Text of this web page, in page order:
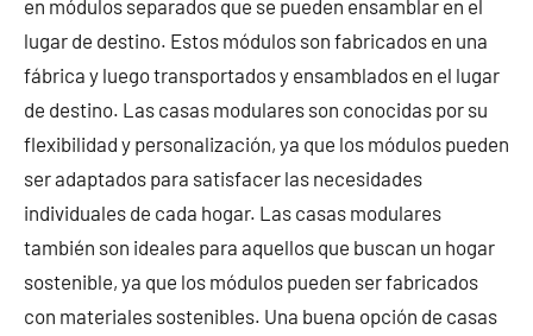
en módulos separados que se pueden ensamblar en el
lugar de destino. Estos módulos son fabricados en una
fábrica y luego transportados y ensamblados en el lugar
de destino. Las casas modulares son conocidas por su
flexibilidad y personalización, ya que los módulos pueden
ser adaptados para satisfacer las necesidades
individuales de cada hogar. Las casas modulares
también son ideales para aquellos que buscan un hogar
sostenible, ya que los módulos pueden ser fabricados
con materiales sostenibles. Una buena opción de casas